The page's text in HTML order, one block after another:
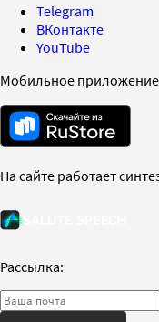
Telegram
ВКонтакте
YouTube
Мобильное приложение
На сайте работает
Рассылка: